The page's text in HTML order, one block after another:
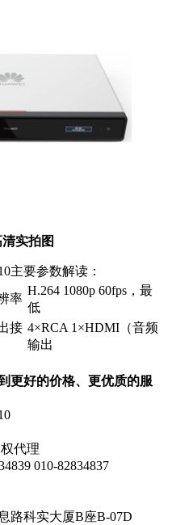
实拍图
主要参数解读：
率
H.264 1080p 60fps，最
低
接 4×RCA 1×HDMI（音频
输出
更好的价格、更优质的服
代理
010-82834837
路科实大厦B座B-07D